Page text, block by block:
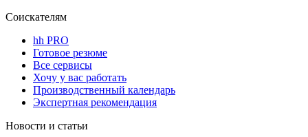
Соискателям
hh PRO
Готовое резюме
Все сервисы
Хочу у вас работать
Производственный календарь
Экспертная рекомендация
Новости и статьи